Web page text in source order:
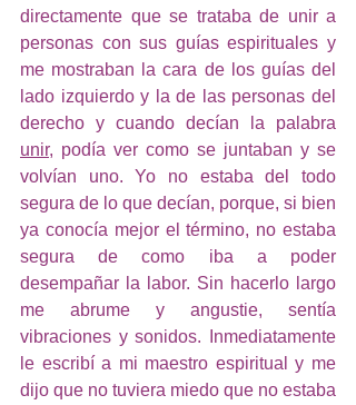
directamente que se trataba de unir a
personas con sus guías espirituales y
me mostraban la cara de los guías del
lado izquierdo y la de las personas del
unir, podía ver como se juntaban y se
volvían uno. Yo no estaba del todo
segura de lo que decían, porque, si bien
ya conocía mejor el término, no estaba
segura de como iba a poder
desempañar la labor. Sin hacerlo largo
me abrume y angustie, sentía
vibraciones y sonidos. Inmediatamente
le escribí a mi maestro espiritual y me
dijo que no tuviera miedo que no estaba